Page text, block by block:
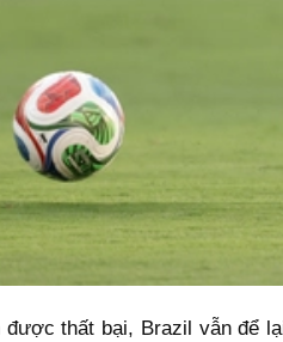
được thất bại, Brazil vẫn để